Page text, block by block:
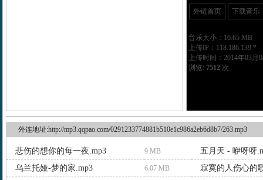
外链首页 下载音乐
音乐大小：16.65 MB
上传IP：118.186.139.*
上传时间：2014年03月
浏览: 7512次
外连地址:http://mp3.qqpao.com/0291233774881b510e1c986a2eb6d8b7/263.mp3
悲伤的想你的每一夜.mp3 9 MB
五月天 - 咿呀呀
乌兰托娅-梦的家.mp3
6.07 MB
寂寞的人伤心的